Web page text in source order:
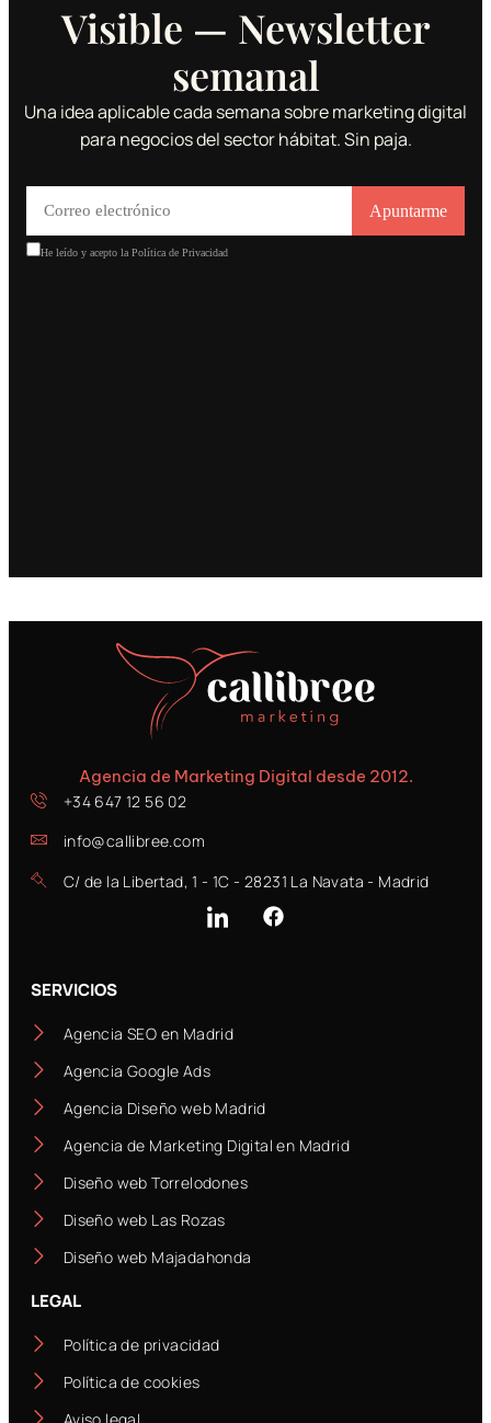
Visible — Newsletter
semanal
Una idea aplicable cada semana sobre marketing digital
para negocios del sector hábitat. Sin paja.
Agencia de Marketing Digital desde 2012.
+34 647 12 56 02
info@callibree.com
C/ de la Libertad, 1 - 1C - 28231 La Navata - Madrid
SERVICIOS
Agencia SEO en Madrid
Agencia Google Ads
Agencia Diseño web Madrid
Agencia de Marketing Digital en Madrid
Diseño web Torrelodones
Diseño web Las Rozas
Diseño web Majadahonda
LEGAL
Política de privacidad
Política de cookies